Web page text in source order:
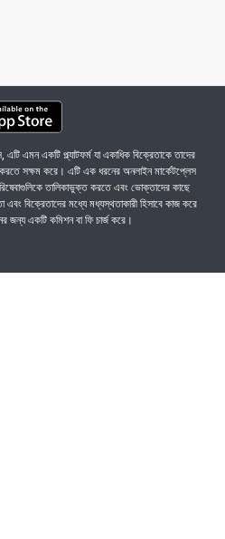
এমন একটি প্ল্যাটফর্ম যা একাধিক বিক্রেতাকে তাদের
সক্ষম করে। এটি এক ধরনের অনলাইন মার্কেটপ্লেস
তালিকাভুক্ত করতে এবং ভোক্তাদের কাছে
বিক্রেতাদের মধ্যে মধ্যস্থতাকারী হিসাবে কাজ করে
জন্য একটি কমিশন বা ফি চার্জ করে।